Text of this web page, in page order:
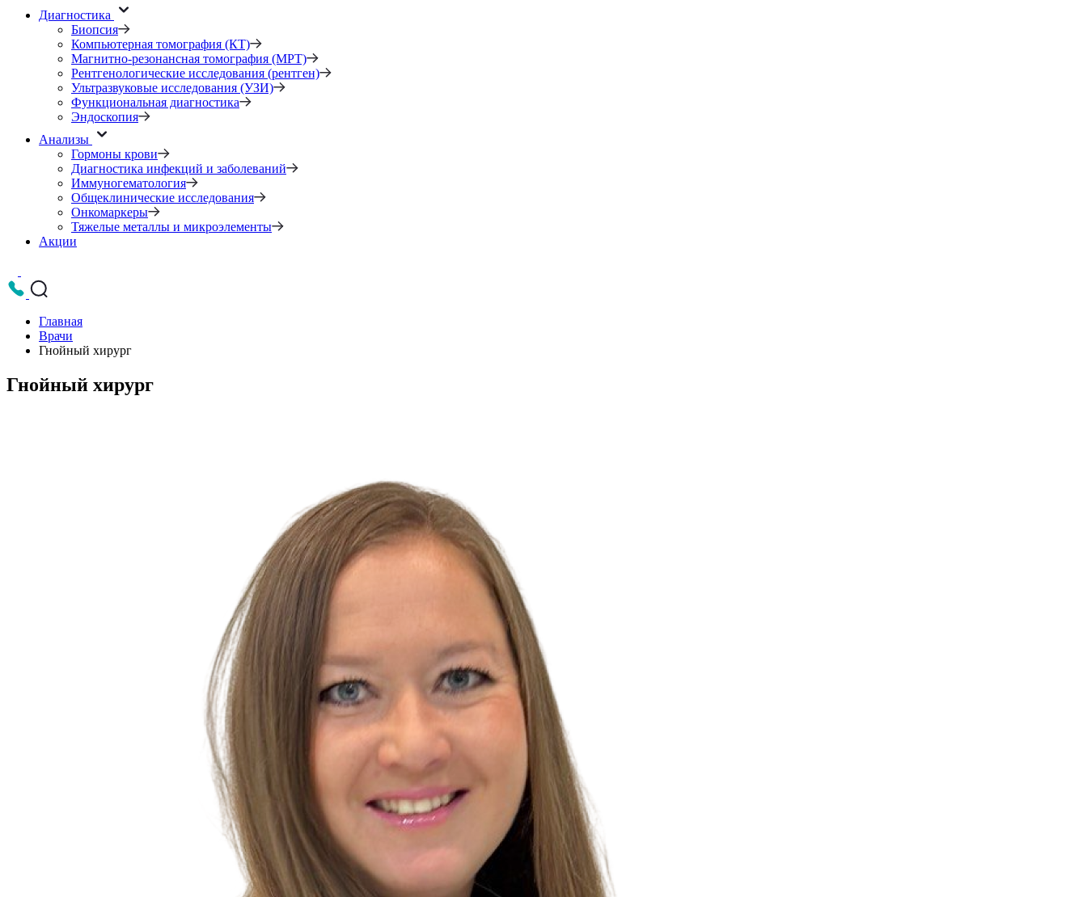
Диагностика
Биопсия
Компьютерная томография (КТ)
Магнитно-резонансная томография (МРТ)
Рентгенологические исследования (рентген)
Ультразвуковые исследования (УЗИ)
Функциональная диагностика
Эндоскопия
Анализы
Гормоны крови
Диагностика инфекций и заболеваний
Иммуногематология
Общеклинические исследования
Онкомаркеры
Тяжелые металлы и микроэлементы
Акции
Главная
Врачи
Гнойный хирург
Гнойный хирург